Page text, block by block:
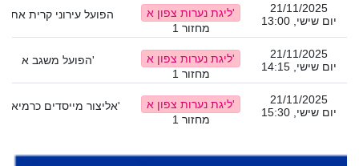
הפועל עירוני קרית אתא
ליגת נערות צפון א'
מחזור 1
21/11/2025
יום שישי, 13:00
הפועל משגב א'
ליגת נערות צפון א'
מחזור 1
21/11/2025
יום שישי, 14:15
אליצור מייסדים כרמיאל ב'
ליגת נערות צפון א'
מחזור 1
21/11/2025
יום שישי, 15:30